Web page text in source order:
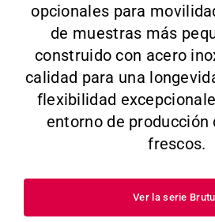
opcionales para
de muestras más
construido con acero
calidad para una
flexibilidad
entorno de
frescos.
Ver la serie